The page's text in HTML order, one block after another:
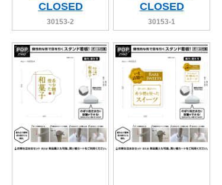
CLOSED
30153-2
CLOSED
30153-1